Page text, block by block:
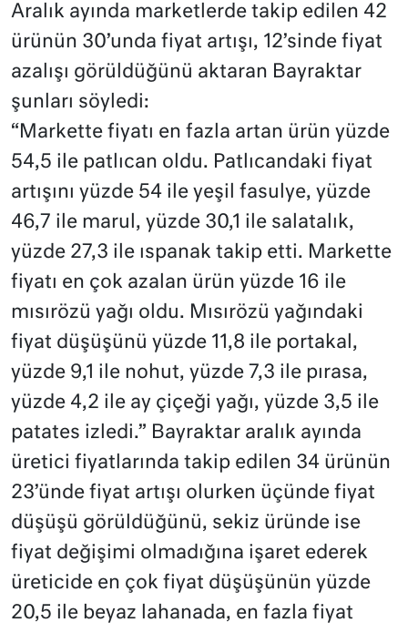
Aralık ayında marketlerde takip edilen 42
ürünün 30’unda fiyat artışı, 12’sinde fiyat
azalışı görüldüğünü aktaran Bayraktar
şunları söyledi:
“Markette fiyatı en fazla artan ürün yüzde
54,5 ile patlıcan oldu. Patlıcandaki fiyat
artışını yüzde 54 ile yeşil fasulye, yüzde
46,7 ile marul, yüzde 30,1 ile salatalık,
yüzde 27,3 ile ıspanak takip etti. Markette
fiyatı en çok azalan ürün yüzde 16 ile
mısırözü yağı oldu. Mısırözü yağındaki
fiyat düşüşünü yüzde 11,8 ile portakal,
yüzde 9,1 ile nohut, yüzde 7,3 ile pırasa,
yüzde 4,2 ile ay çiçeği yağı, yüzde 3,5 ile
patates izledi.” Bayraktar aralık ayında
üretici fiyatlarında takip edilen 34 ürünün
23’ünde fiyat artışı olurken üçünde fiyat
düşüşü görüldüğünü, sekiz üründe ise
fiyat değişimi olmadığına işaret ederek
üreticide en çok fiyat düşüşünün yüzde
20,5 ile beyaz lahanada, en fazla fiyat